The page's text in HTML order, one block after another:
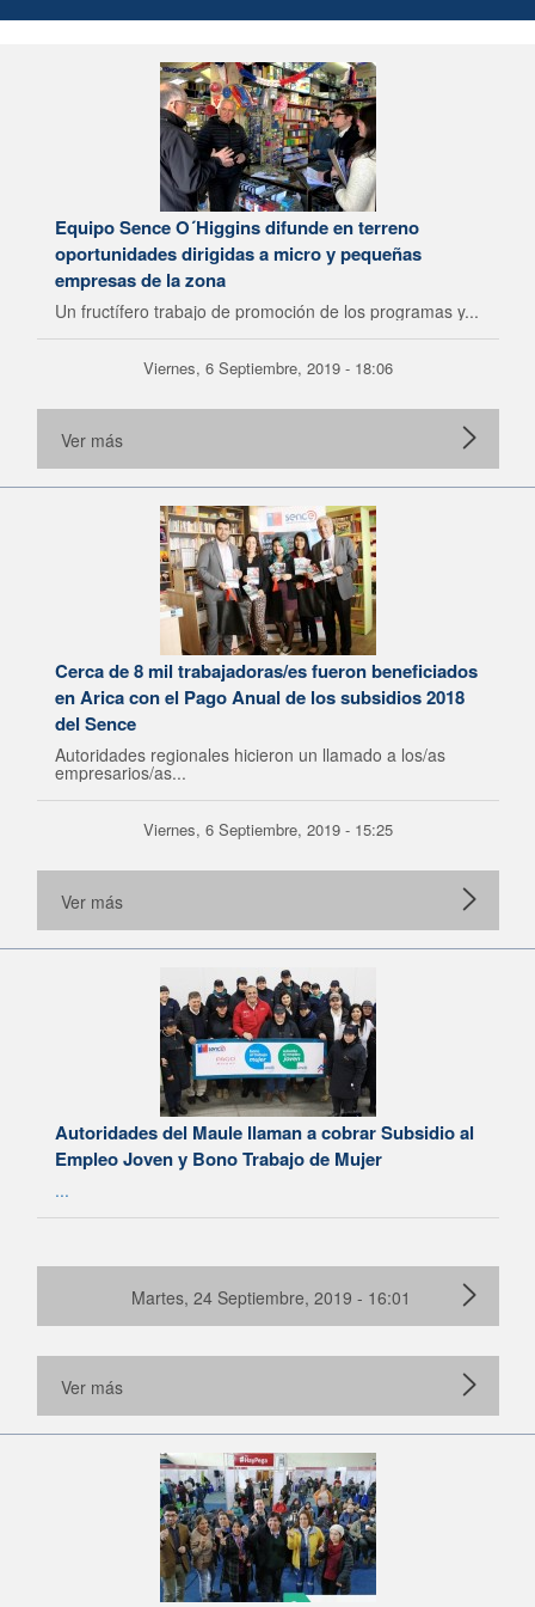
Equipo Sence O´Higgins difunde en terreno
oportunidades dirigidas a micro y pequeñas
empresas de la zona
Un fructífero trabajo de promoción de los programas y...
Viernes, 6 Septiembre, 2019 - 18:06
Ver más
Cerca de 8 mil trabajadoras/es fueron beneficiados
en Arica con el Pago Anual de los subsidios 2018
del Sence
Autoridades regionales hicieron un llamado a los/as
empresarios/as...
Viernes, 6 Septiembre, 2019 - 15:25
Ver más
Autoridades del Maule llaman a cobrar Subsidio al
Empleo Joven y Bono Trabajo de Mujer
...
Martes, 24 Septiembre, 2019 - 16:01
Ver más